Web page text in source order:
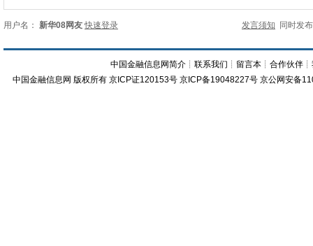
用户名： 新华08网友 快速登录 发言须知 同时发
中国金融信息网简介 ┊联系我们 ┊ 留言本 ┊合作伙伴 ┊
中国金融信息网 版权所有 京ICP证120153号 京ICP备19048227号 京公网安备